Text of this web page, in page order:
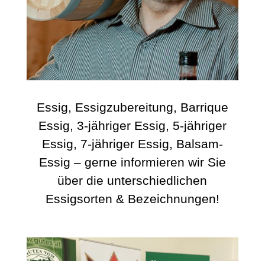
Essig, Essigzubereitung, Barrique
Essig, 3-jähriger Essig, 5-jähriger
Essig, 7-jähriger Essig, Balsam-
Essig – gerne informieren wir Sie
über die unterschiedlichen
Essigsorten & Bezeichnungen!